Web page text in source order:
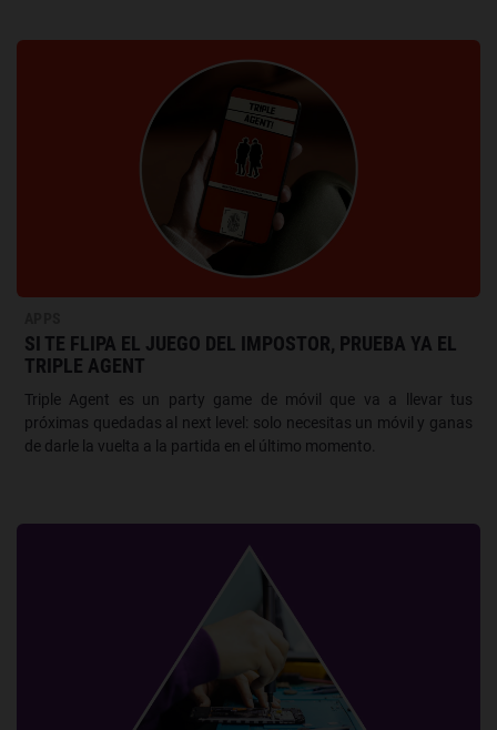
SI TE FLIPA EL JUEGO DEL IMPOSTOR, PRUEBA YA EL
TRIPLE AGENT
Triple Agent es un party game de móvil que va a llevar tus
próximas quedadas al next level: solo necesitas un móvil y ganas
de darle la vuelta a la partida en el último momento.